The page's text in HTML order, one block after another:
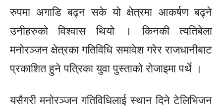
रुपमा अगाडि बढ्न सके यो क्षेत्रमा आकर्षण बढ्ने
उनीहरुको विश्वास थियो । किनकी त्यतिबेला
मनोरञ्जन क्षेत्रका गतिविधि समावेश गरेर राजधानीबाट
प्रकाशित हुने पत्रिका युवा पुस्ताको रोजाइमा पर्थे ।
यसैगरी मनोरञ्जन गतिविधिलाई स्थान दिने टेलिभिजन